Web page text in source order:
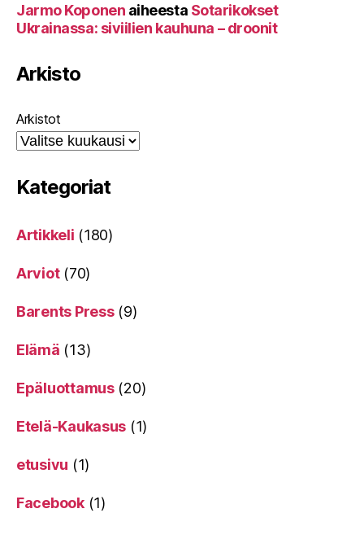
Jarmo Koponen aiheesta Sotarikokset
Ukrainassa: siviilien kauhuna – droonit
Arkisto
Arkistot
Kategoriat
Artikkeli (180)
Arviot(70)
Barents Press(9)
Elämä (13)
Epäluottamus(20)
Etelä-Kaukasus (1)
etusivu (1)
Facebook(1)